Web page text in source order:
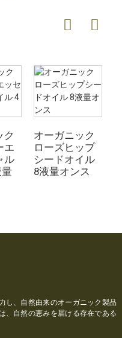
ク
エ
ル
オーガニック
ローズヒップ
シードオイル
8液量オンス
し、自然由来のオーガニック製品
、自然の恵みを届ける存在である